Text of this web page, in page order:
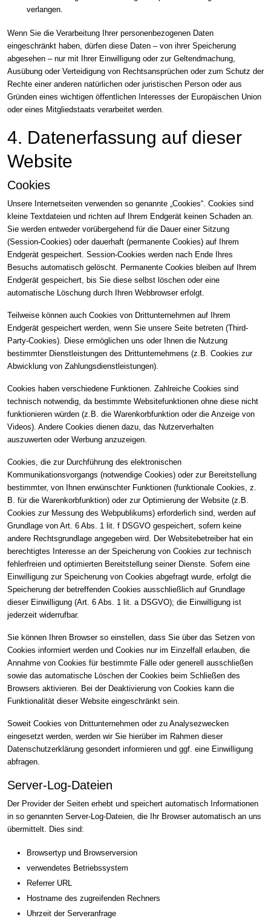
verlangen.
Wenn Sie die Verarbeitung Ihrer personenbezogenen Daten
eingeschränkt haben, dürfen diese Daten – von ihrer Speicherung
abgesehen – nur mit Ihrer Einwilligung oder zur Geltendmachung,
Ausübung oder Verteidigung von Rechtsansprüchen oder zum Schutz der
Rechte einer anderen natürlichen oder juristischen Person oder aus
Gründen eines wichtigen öffentlichen Interesses der Europäischen Union
oder eines Mitgliedstaats verarbeitet werden.
4. Datenerfassung auf dieser
Website
Cookies
Unsere Internetseiten verwenden so genannte „Cookies“. Cookies sind
kleine Textdateien und richten auf Ihrem Endgerät keinen Schaden an.
Sie werden entweder vorübergehend für die Dauer einer Sitzung
(Session-Cookies) oder dauerhaft (permanente Cookies) auf Ihrem
Endgerät gespeichert. Session-Cookies werden nach Ende Ihres
Besuchs automatisch gelöscht. Permanente Cookies bleiben auf Ihrem
Endgerät gespeichert, bis Sie diese selbst löschen oder eine
automatische Löschung durch Ihren Webbrowser erfolgt.
Teilweise können auch Cookies von Drittunternehmen auf Ihrem
Endgerät gespeichert werden, wenn Sie unsere Seite betreten (Third-
Party-Cookies). Diese ermöglichen uns oder Ihnen die Nutzung
bestimmter Dienstleistungen des Drittunternehmens (z.B. Cookies zur
Abwicklung von Zahlungsdienstleistungen).
Cookies haben verschiedene Funktionen. Zahlreiche Cookies sind
technisch notwendig, da bestimmte Websitefunktionen ohne diese nicht
funktionieren würden (z.B. die Warenkorbfunktion oder die Anzeige von
Videos). Andere Cookies dienen dazu, das Nutzerverhalten
auszuwerten oder Werbung anzuzeigen.
Cookies, die zur Durchführung des elektronischen
Kommunikationsvorgangs (notwendige Cookies) oder zur Bereitstellung
bestimmter, von Ihnen erwünschter Funktionen (funktionale Cookies, z.
B. für die Warenkorbfunktion) oder zur Optimierung der Website (z.B.
Cookies zur Messung des Webpublikums) erforderlich sind, werden auf
Grundlage von Art. 6 Abs. 1 lit. f DSGVO gespeichert, sofern keine
andere Rechtsgrundlage angegeben wird. Der Websitebetreiber hat ein
berechtigtes Interesse an der Speicherung von Cookies zur technisch
fehlerfreien und optimierten Bereitstellung seiner Dienste. Sofern eine
Einwilligung zur Speicherung von Cookies abgefragt wurde, erfolgt die
Speicherung der betreffenden Cookies ausschließlich auf Grundlage
dieser Einwilligung (Art. 6 Abs. 1 lit. a DSGVO); die Einwilligung ist
jederzeit widerrufbar.
Sie können Ihren Browser so einstellen, dass Sie über das Setzen von
Cookies informiert werden und Cookies nur im Einzelfall erlauben, die
Annahme von Cookies für bestimmte Fälle oder generell ausschließen
sowie das automatische Löschen der Cookies beim Schließen des
Browsers aktivieren. Bei der Deaktivierung von Cookies kann die
Funktionalität dieser Website eingeschränkt sein.
Soweit Cookies von Drittunternehmen oder zu Analysezwecken
eingesetzt werden, werden wir Sie hierüber im Rahmen dieser
Datenschutzerklärung gesondert informieren und ggf. eine Einwilligung
abfragen.
Server-Log-Dateien
Der Provider der Seiten erhebt und speichert automatisch Informationen
in so genannten Server-Log-Dateien, die Ihr Browser automatisch an uns
übermittelt. Dies sind:
Browsertyp und Browserversion
verwendetes Betriebssystem
Referrer URL
Hostname des zugreifenden Rechners
Uhrzeit der Serveranfrage